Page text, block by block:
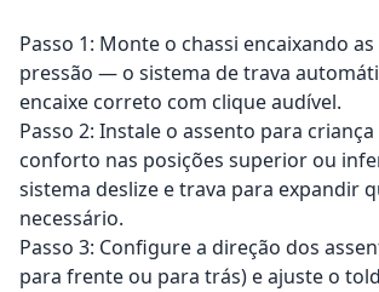
Passo 1: Monte o chassi encaixando
pressão — o sistema de trava
encaixe correto com clique audível.
Passo 2: Instale o assento para
conforto nas posições superior ou
sistema deslize e trava para expandir
necessário.
Passo 3: Configure a direção dos
para frente ou para trás) e ajuste o